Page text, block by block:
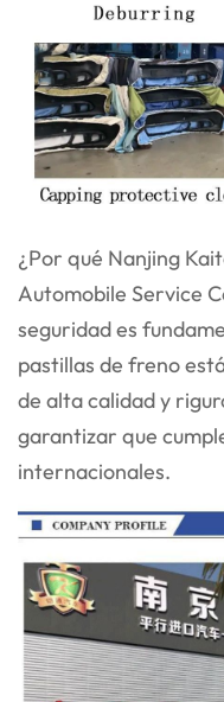
¿Por qué Nanjing
Automobile Service
seguridad es
pastillas de freno
de alta calidad y
garantizar que
internacionales.